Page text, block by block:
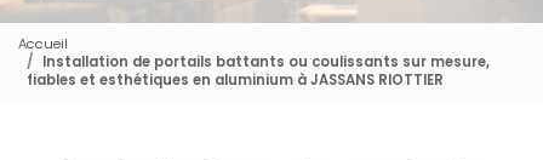
Accueil
Installation de portails battants ou coulissants sur mesure,
fiables et esthétiques en aluminium à JASSANS RIOTTIER